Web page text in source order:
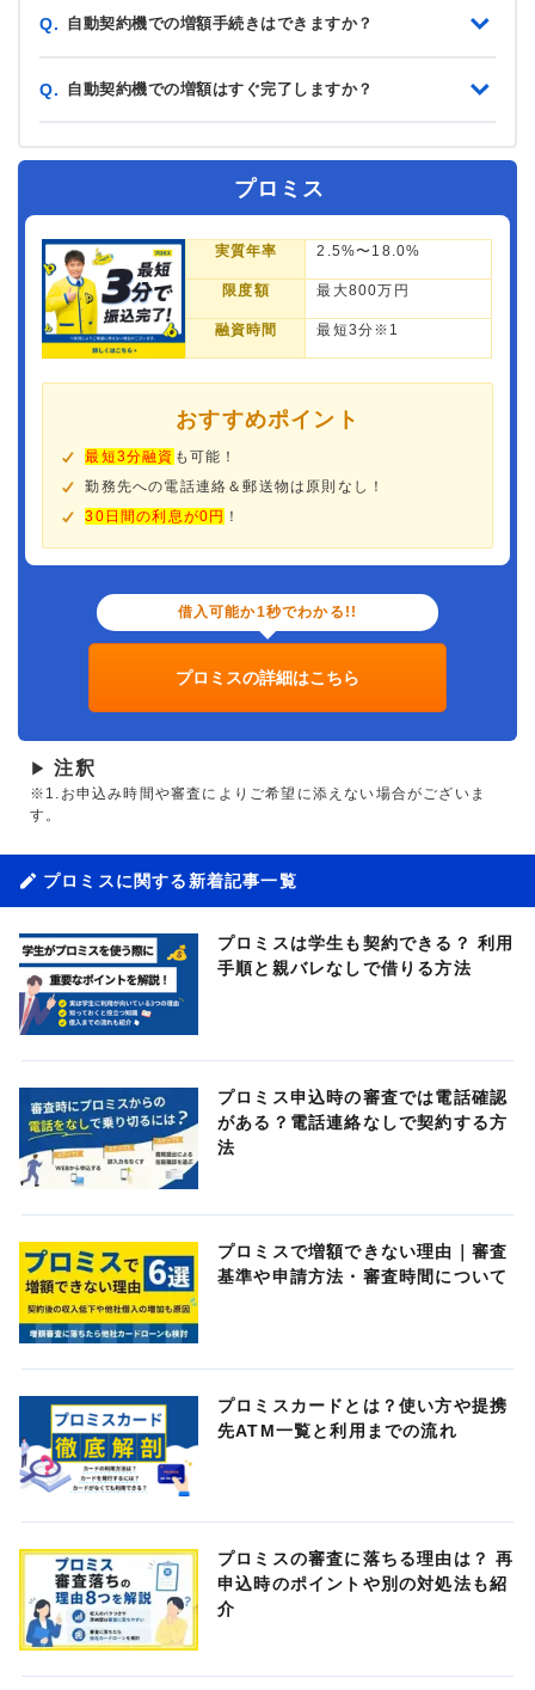
Q. 自動契約機での増額手続きはできますか？
Q. 自動契約機での増額はすぐ完了しますか？
プロミス
実質年率 2.5%〜18.0%
限度額 最大800万円
融資時間 最短3分※1
おすすめポイント
最短3分融資 も可能！
勤務先への電話連絡＆郵送物は原則なし！
30日間の利息が0円 ！
借入可能か1秒でわかる!!
プロミスの詳細はこちら
▶ 注釈
※1.お申込み時間や審査によりご希望に添えない場合がございま
す。
プロミスに関する新着記事一覧
プロミスは学生も契約できる？ 利用
手順と親バレなしで借りる方法
プロミス申込時の審査では電話確認
がある？電話連絡なしで契約する方
法
プロミスで増額できない理由｜審査
基準や申請方法・審査時間について
プロミスカードとは？使い方や提携
先ATM一覧と利用までの流れ
プロミスの審査に落ちる理由は？ 再
申込時のポイントや別の対処法も紹
介